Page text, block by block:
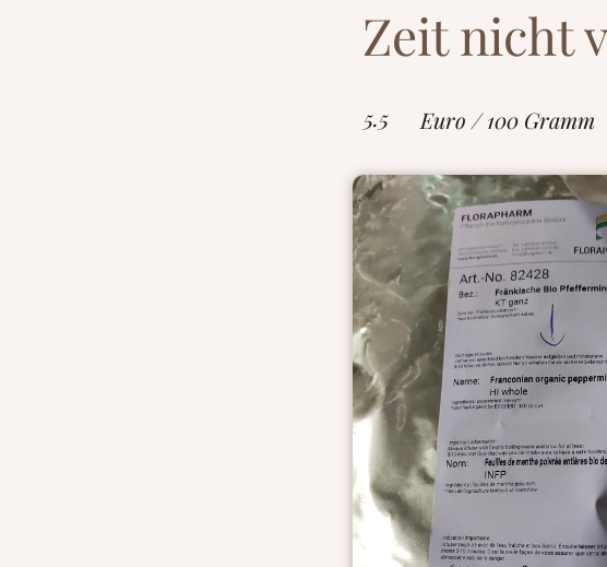
Zeit nicht
5.5 Euro / 100 Gramm